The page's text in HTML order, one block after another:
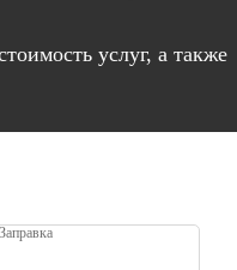
услуг, а также